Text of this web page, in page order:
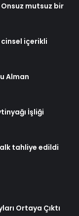
mutsuz bir
cinsel içerikli
Alman
İşliği
tahliye edildi
Ortaya Çıktı